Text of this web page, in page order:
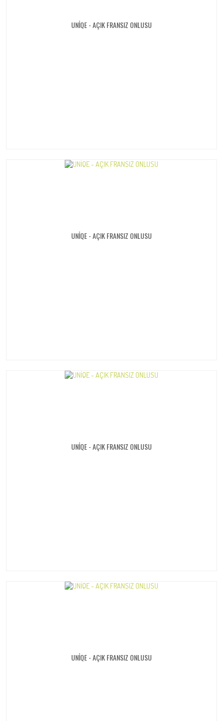
UNİQE - AÇIK FRANSIZ ONLUSU
UNİQE - AÇIK FRANSIZ ONLUSU
UNİQE - AÇIK FRANSIZ ONLUSU
UNİQE - AÇIK FRANSIZ ONLUSU